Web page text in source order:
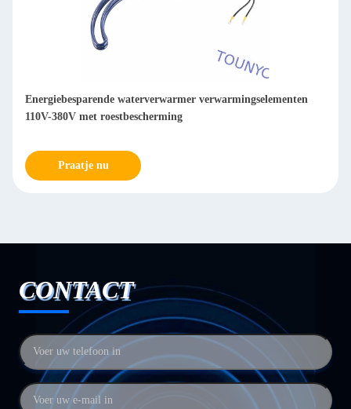
verwarmingselementen
Elektrische warmwatertank
CONTACT